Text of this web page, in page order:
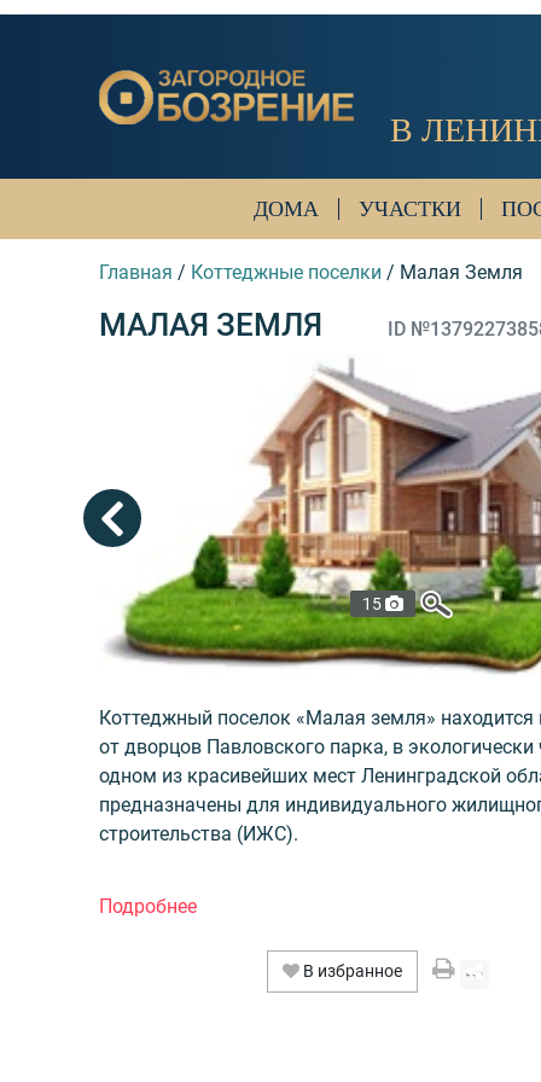
В
ДОМА УЧАСТКИ
Главная / Коттеджные поселки / Малая Земля
МАЛАЯ ЗЕМЛЯ ID
15
Коттеджный поселок «Малая земля» находится
от дворцов Павловского парка, в экологически
одном из красивейших мест Ленинградской
предназначены для индивидуального
строительства (ИЖС).
от 7 до 22 соток. К каждому участку будут
необходимые для комфортной жизни
электроэнергия, вода, канализация,
В избранное